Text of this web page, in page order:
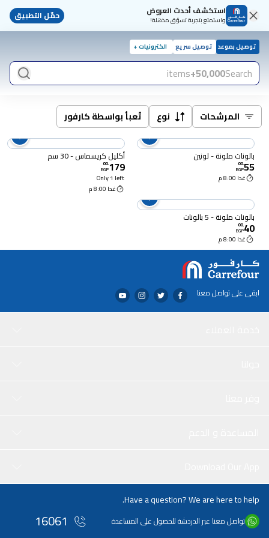
استكشف أحدث العروض
واستمتع بتجربة تسوّق مذهلة! حمّل التطبيق
توصيل بموعد توصيل سريع الكترونيات +
Search
50,000+
items
المرشحات نوع تُعبأ بواسطة كارفور
بالونات ملونة - لونين
55
.
00
EGP
غدا 8:00 م
أكليل كريسماس - 30 سم
179
.
00
EGP
Only 1 left
غدا 8:00 م
بالونات ملونة - 5 بالونات
40
.
00
EGP
غدا 8:00 م
ابقى على تواصل معنا
Have a question? We are here to help.
تواصل معنا عبر الدردشة للحصول على المساعدة 16061